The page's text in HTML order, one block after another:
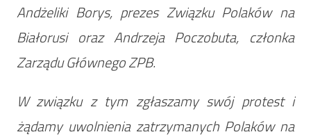
Andżeliki Borys, prezes Związku Polaków na
Białorusi oraz Andrzeja Poczobuta, członka
Zarządu Głównego ZPB.
W związku z tym zgłaszamy swój protest i
żądamy uwolnienia zatrzymanych Polaków na